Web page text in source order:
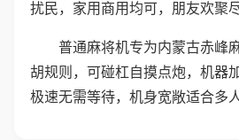
扰民，家用商用均可，朋友欢聚
普通麻将机专为内蒙古赤峰
胡规则，可碰杠自摸点炮，机器
极速无需等待，机身宽敞适合多人